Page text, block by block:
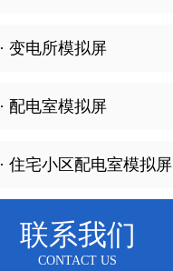
· 变电所模拟屏
· 配电室模拟屏
· 住宅小区配电室模拟屏
联系我们
CONTACT US